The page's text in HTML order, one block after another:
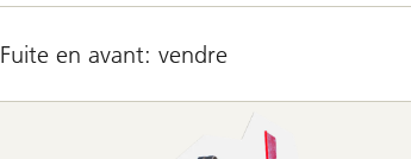
Fuite en avant: vendre